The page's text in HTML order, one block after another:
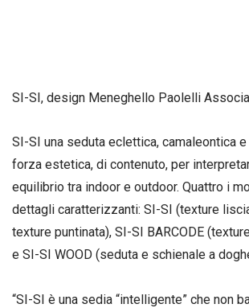
SI-SI, design Meneghello Paolelli
SI-SI una seduta eclettica, camaleontica
forza estetica, di contenuto, per
equilibrio tra indoor e outdoor. Quattro i
dettagli caratterizzanti: SI-SI (texture
texture puntinata), SI-SI BARCODE
e SI-SI WOOD (seduta e schienale a
“SI-SI è una sedia “intelligente” che non